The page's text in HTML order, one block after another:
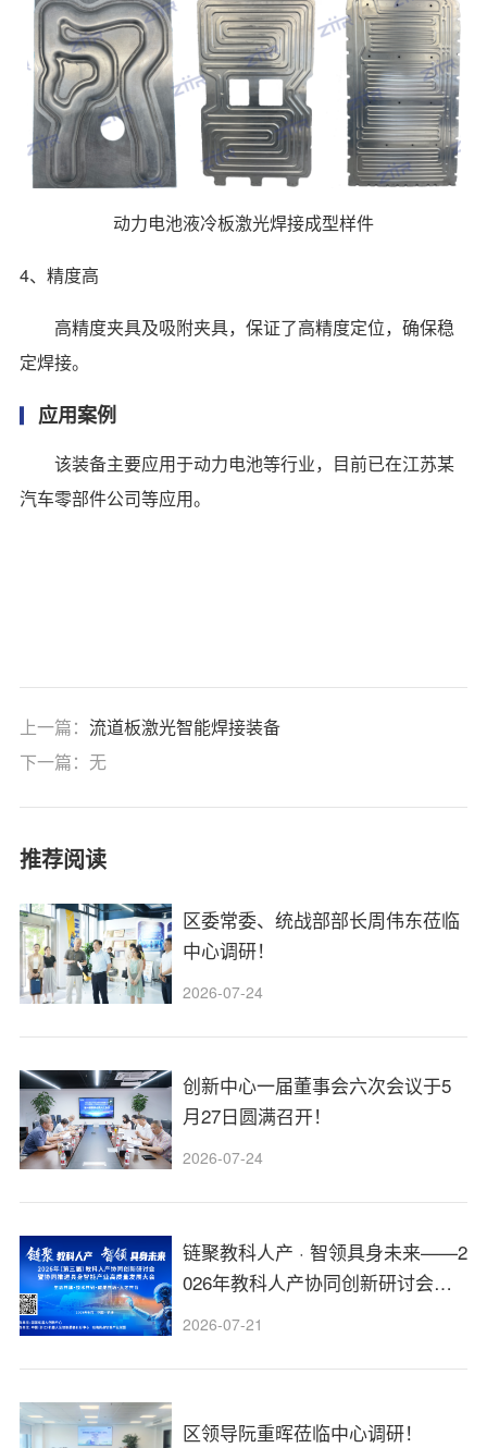
动力电池液冷板激光焊接成型样件
4、精度高
高精度夹具及吸附夹具，保证了高精度定位，确保稳
定焊接。
应用案例
该装备主要应用于动力电池等行业，目前已在江苏某
汽车零部件公司等应用。
上一篇： 流道板激光智能焊接装备
下一篇：无
推荐阅读
区委常委、统战部部长周伟东莅临
中心调研！
2026-07-24
创新中心一届董事会六次会议于5
月27日圆满召开！
2026-07-24
链聚教科人产 · 智领具身未来——2
026年教科人产协同创新研讨会报
2026-07-21
区领导阮重晖莅临中心调研！